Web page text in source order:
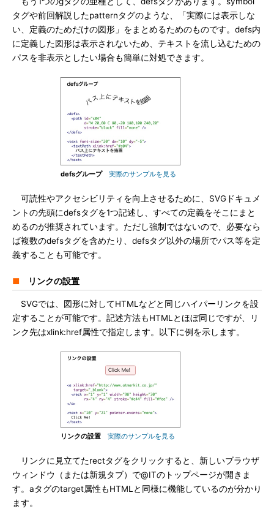
タグや前回解説したpatternタグのような、「実際には表示しな
い、定義のためだけの図形」をまとめるためのものです。defs内
に定義した図形は表示されないため、テキストを流し込むための
パスを非表示としたい場合も簡単に対処できます。
defsグループ 実際のサンプルを見る
可読性やアクセシビリティを向上させるために、SVGドキュメ
ントの先頭にdefsタグを1つ記述し、すべての定義をそこにまと
めるのが推奨されています。ただし強制ではないので、必要なら
ば複数のdefsタグを含めたり、defsタグ以外の場所でパス等を定
義することも可能です。
■ リンクの設置
SVGでは、図形に対してHTMLなどと同じハイパーリンクを設
定することが可能です。記述方法もHTMLとほぼ同じですが、リ
ンク先はxlink:href属性で指定します。以下に例を示します。
リンクの設置 実際のサンプルを見る
リンクに見立てたrectタグをクリックすると、新しいブラウザ
ウィンドウ（または新規タブ）で@ITのトップページが開きま
す。aタグのtarget属性もHTMLと同様に機能しているのが分かり
ます。